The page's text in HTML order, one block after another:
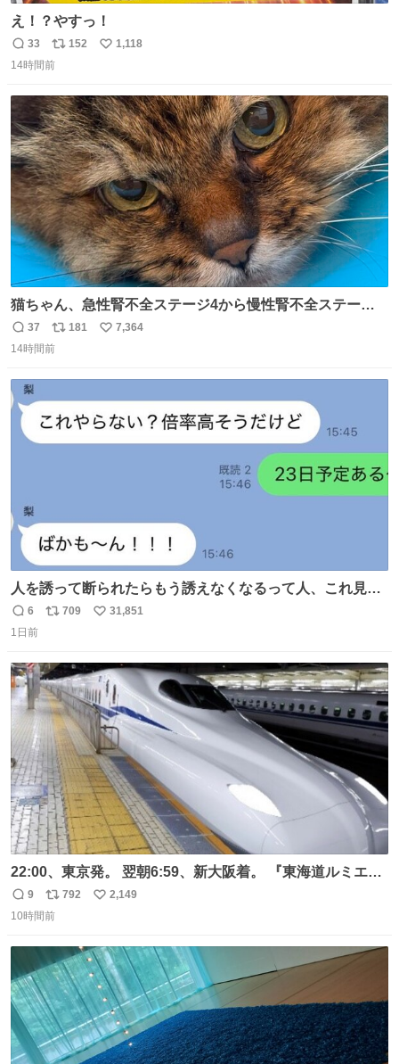
え！？やすっ！
返
信
33
リ
ポ
ト
数
152
い
数
1,118
14時間前
猫ちゃん、急性腎不全ステージ4から慢性腎不全ステージ2
になりました😭点滴も週一で大丈夫になった… このままだ
と2、3日持たないって言われたのが嘘みたい…本当に嬉し
道泣きながら歩いてたら向こうから来た人にすごい顔され
た🫠
返
信
37
リ
ポ
数
181
い
7,364
14時間前
人を誘って断られたらもう誘えなくなるって人、これ見て
元気出してほしい
返
信
6
リ
ト
数
709
い
数
31,851
1日前
22:00、東京発。 翌朝6:59、新大阪着。 『東海道ルミエー
ルエクスプレス』が今夜、初運行！ 岐阜羽島駅で夜を越す
東海道新幹線。寝台列車じゃないのに、朝まで新幹線とい
エクスプレス
返
信
9
リ
ポ
ト
数
792
い
数
2,149
10時間前